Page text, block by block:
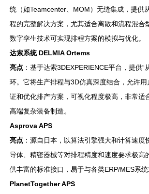
统（如Teamcenter、MOM）无缝集成，提供
程的完整解决方案，尤其适合离散和流程混合
数字孪生技术可实现排程方案的模拟与优化。
达索系统 DELMIA Ortems
亮点 ：基于达索3DEXPERIENCE平台，提供“
环。它将生产排程与3D仿真深度结合，允许
证和优化排产方案，可视化程度极高，非常适
高端复杂装备制造。
Asprova APS
亮点 ：源自日本，以算法引擎强大和计算速度
导体、精密器械等对排程精度和速度要求极高
供丰富的标准接口，易于与各类ERP/MES系统
PlanetTogether APS